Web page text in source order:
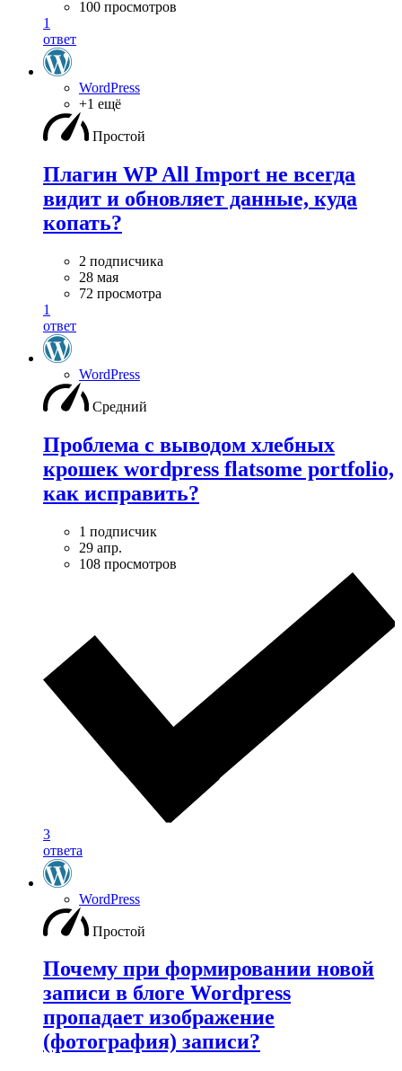
100 просмотров
1
ответ
WordPress
+1 ещё
Простой
Плагин WP All Import не всегда
видит и обновляет данные, куда
копать?
2 подписчика
28 мая
72 просмотра
1
ответ
WordPress
Средний
Проблема с выводом хлебных
крошек wordpress flatsome portfolio,
как исправить?
1 подписчик
29 апр.
108 просмотров
3
ответа
WordPress
Простой
Почему при формировании новой
записи в блоге Wordpress
пропадает изображение
(фотография) записи?